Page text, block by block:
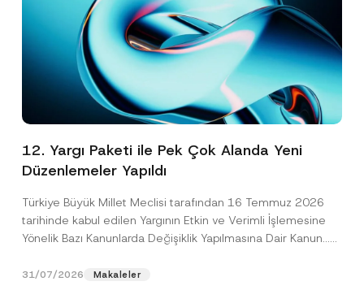
12. Yargı Paketi ile Pek Çok Alanda Yeni
Düzenlemeler Yapıldı
Türkiye Büyük Millet Meclisi tarafından 16 Temmuz 2026
tarihinde kabul edilen Yargının Etkin ve Verimli İşlemesine
Yönelik Bazı Kanunlarda Değişiklik Yapılmasına Dair Kanun...
31/07/2026 Makaleler